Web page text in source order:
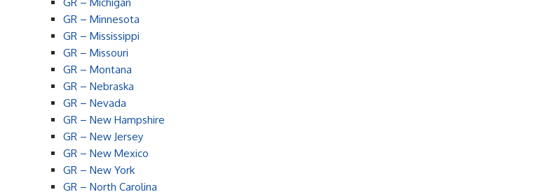
GR – Minnesota
GR – Mississippi
GR – Missouri
GR – Montana
GR – Nebraska
GR – Nevada
GR – New Hampshire
GR – New Jersey
GR – New Mexico
GR – New York
GR – North Carolina